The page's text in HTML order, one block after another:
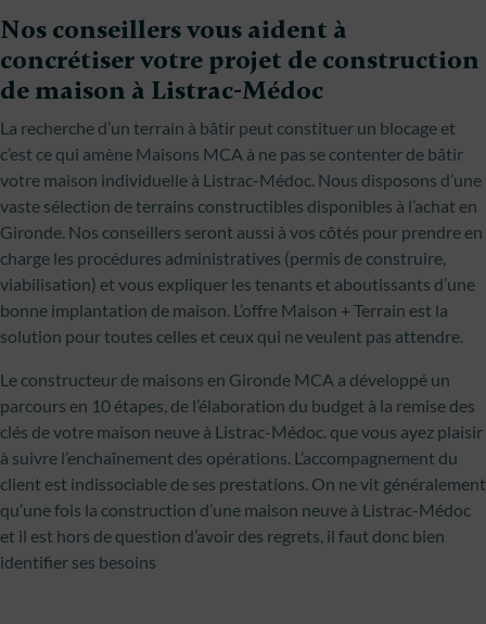
Nos conseillers vous aident à
concrétiser votre projet de construction
de maison à Listrac-Médoc
La recherche d’un terrain à bâtir peut constituer un blocage et
c’est ce qui amène Maisons MCA à ne pas se contenter de bâtir
votre maison individuelle à Listrac-Médoc. Nous disposons d’une
vaste sélection de terrains constructibles disponibles à l’achat en
Gironde. Nos conseillers seront aussi à vos côtés pour prendre en
charge les procédures administratives (permis de construire,
viabilisation) et vous expliquer les tenants et aboutissants d’une
bonne implantation de maison. L’offre Maison + Terrain est la
solution pour toutes celles et ceux qui ne veulent pas attendre.
Le constructeur de maisons en Gironde MCA a développé un
parcours en 10 étapes, de l’élaboration du budget à la remise des
clés de votre maison neuve à Listrac-Médoc. que vous ayez plaisir
à suivre l’enchaînement des opérations. L’accompagnement du
client est indissociable de ses prestations. On ne vit généralement
qu’une fois la construction d’une maison neuve à Listrac-Médoc
et il est hors de question d’avoir des regrets, il faut donc bien
identifier ses besoins